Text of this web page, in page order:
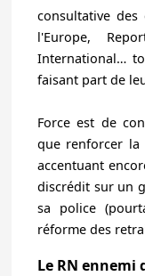
consultative
l'Europe,
International…
faisant part de
Force est de
que renforcer la
accentuant
discrédit sur un
sa police
réforme des
Le RN ennemi